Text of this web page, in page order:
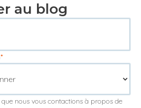
au blog
*
nous vous contactions à propos de